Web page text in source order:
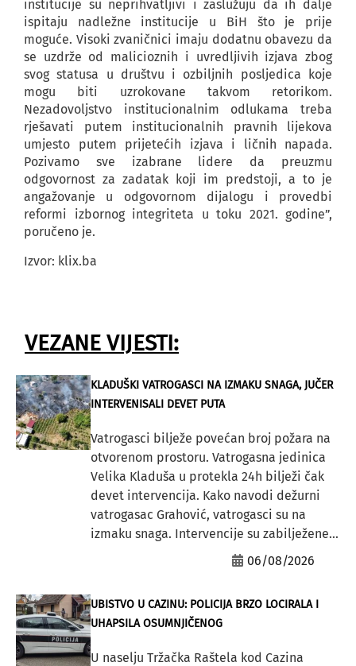
institucije su neprihvatljivi i zaslužuju da ih dalje
ispitaju nadležne institucije u BiH što je prije
moguće. Visoki zvaničnici imaju dodatnu obavezu da
se uzdrže od malicioznih i uvredljivih izjava zbog
svog statusa u društvu i ozbiljnih posljedica koje
mogu biti uzrokovane takvom retorikom.
Nezadovoljstvo institucionalnim odlukama treba
rješavati putem institucionalnih pravnih lijekova
umjesto putem prijetećih izjava i ličnih napada.
Pozivamo sve izabrane lidere da preuzmu
odgovornost za zadatak koji im predstoji, a to je
angažovanje u odgovornom dijalogu i provedbi
reformi izbornog integriteta u toku 2021. godine”,
poručeno je.
Izvor: klix.ba
VEZANE VIJESTI:
KLADUŠKI VATROGASCI NA IZMAKU SNAGA, JUČER
INTERVENISALI DEVET PUTA
Vatrogasci bilježe povećan broj požara na
otvorenom prostoru. Vatrogasna jedinica
Velika Kladuša u protekla 24h bilježi čak
devet intervencija. Kako navodi dežurni
vatrogasac Grahović, vatrogasci su na
izmaku snaga. Intervencije su zabilježene...
06/08/2026
UBISTVO U CAZINU: POLICIJA BRZO LOCIRALA I
UHAPSILA OSUMNJIČENOG
U naselju Tržačka Raštela kod Cazina